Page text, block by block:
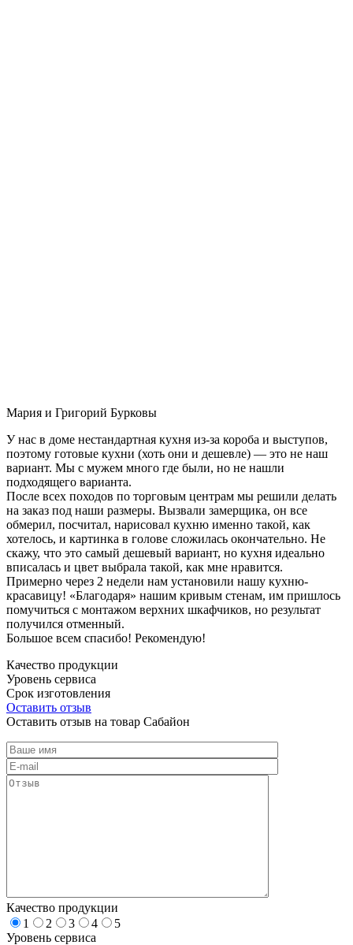
Мария и Григорий Бурковы
У нас в доме нестандартная кухня из-за короба и выступов,
поэтому готовые кухни (хоть они и дешевле) — это не наш
вариант. Мы с мужем много где были, но не нашли
подходящего варианта.
После всех походов по торговым центрам мы решили делать
на заказ под наши размеры. Вызвали замерщика, он все
обмерил, посчитал, нарисовал кухню именно такой, как
хотелось, и картинка в голове сложилась окончательно. Не
скажу, что это самый дешевый вариант, но кухня идеально
вписалась и цвет выбрала такой, как мне нравится.
Примерно через 2 недели нам установили нашу кухню-
красавицу! «Благодаря» нашим кривым стенам, им пришлось
помучиться с монтажом верхних шкафчиков, но результат
получился отменный.
Большое всем спасибо! Рекомендую!
Качество продукции
Уровень сервиса
Срок изготовления
Оставить отзыв
Оставить отзыв на товар Сабайон
Качество продукции
1
2 3 4
5
Уровень сервиса